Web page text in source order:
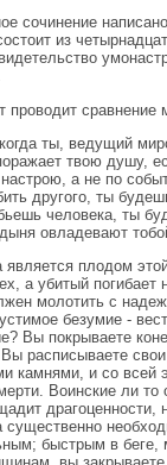
сочинение
из
проводит
ты, ведущий
твою душу,
а не по
другого, ты
человека, ты
овладевают
является плодом
а убитый
молотить с
безумие -
Вы покрываете
Вы расписываете
камнями, и со всей
Воинские ли
существенно
быстрым в